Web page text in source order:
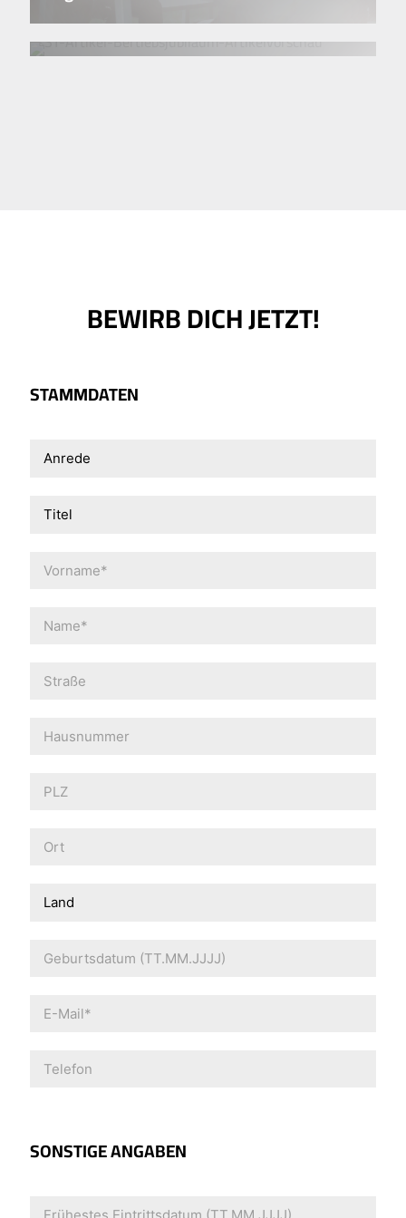
Betriebsjubiläum
BEWIRB DICH JETZT!
STAMMDATEN
SONSTIGE ANGABEN